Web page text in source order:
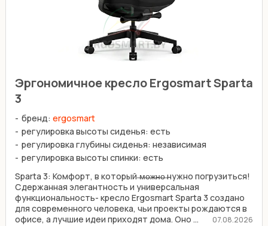
Эргономичное кресло Ergosmart Sparta
3
бренд: ergosmart
регулировка высоты сиденья: есть
регулировка глубины сиденья: независимая
регулировка высоты спинки: есть
Sparta 3: Комфорт, в который ̶м̶о̶ж̶н̶о̶ нужно погрузиться!
Сдержанная элегантность и универсальная
функциональность- кресло Ergosmart Sparta 3 создано
для современного человека, чьи проекты рождаются в
офисе, а лучшие идеи приходят дома. Оно ...
07.08.2026